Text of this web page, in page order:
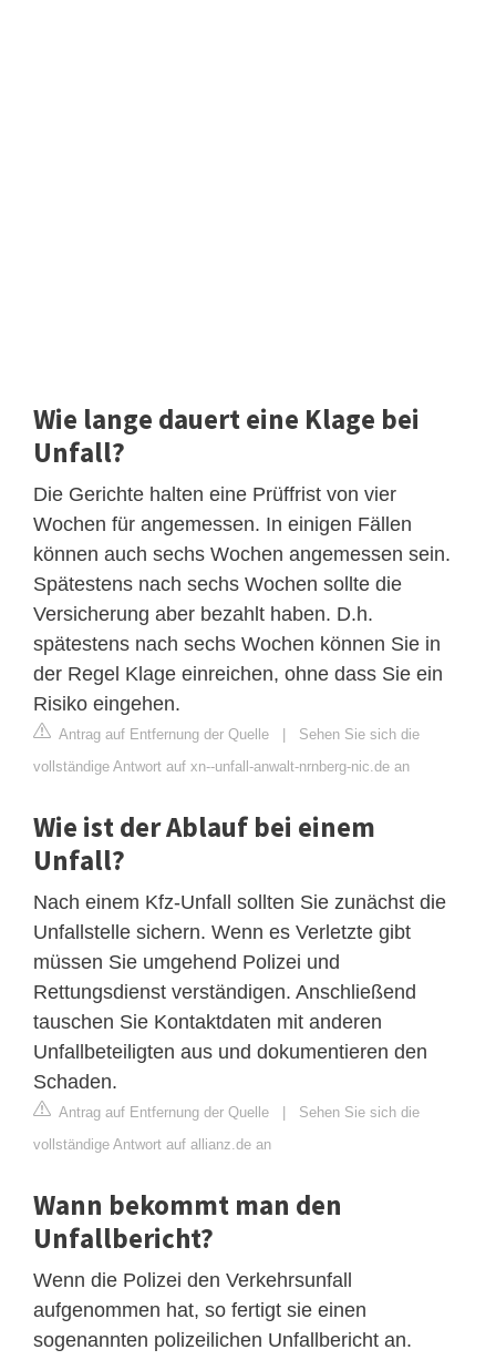
Wie lange dauert eine Klage bei
Unfall?
Die Gerichte halten eine Prüffrist von vier
Wochen für angemessen. In einigen Fällen
können auch sechs Wochen angemessen sein.
Spätestens nach sechs Wochen sollte die
Versicherung aber bezahlt haben. D.h.
spätestens nach sechs Wochen können Sie in
der Regel Klage einreichen, ohne dass Sie ein
Risiko eingehen.
Antrag auf Entfernung der Quelle | Sehen Sie sich die
vollständige Antwort auf xn--unfall-anwalt-nrnberg-nic.de an
Wie ist der Ablauf bei einem
Unfall?
Nach einem Kfz-Unfall sollten Sie zunächst die
Unfallstelle sichern. Wenn es Verletzte gibt
müssen Sie umgehend Polizei und
Rettungsdienst verständigen. Anschließend
tauschen Sie Kontaktdaten mit anderen
Unfallbeteiligten aus und dokumentieren den
Schaden.
Antrag auf Entfernung der Quelle | Sehen Sie sich die
vollständige Antwort auf allianz.de an
Wann bekommt man den
Unfallbericht?
Wenn die Polizei den Verkehrsunfall
aufgenommen hat, so fertigt sie einen
sogenannten polizeilichen Unfallbericht an.